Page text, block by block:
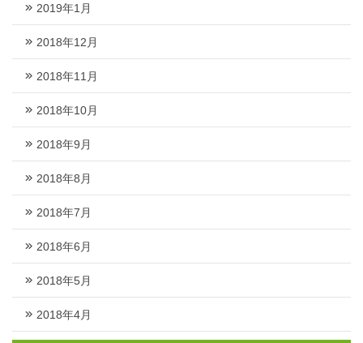
2019年1月
2018年12月
2018年11月
2018年10月
2018年9月
2018年8月
2018年7月
2018年6月
2018年5月
2018年4月